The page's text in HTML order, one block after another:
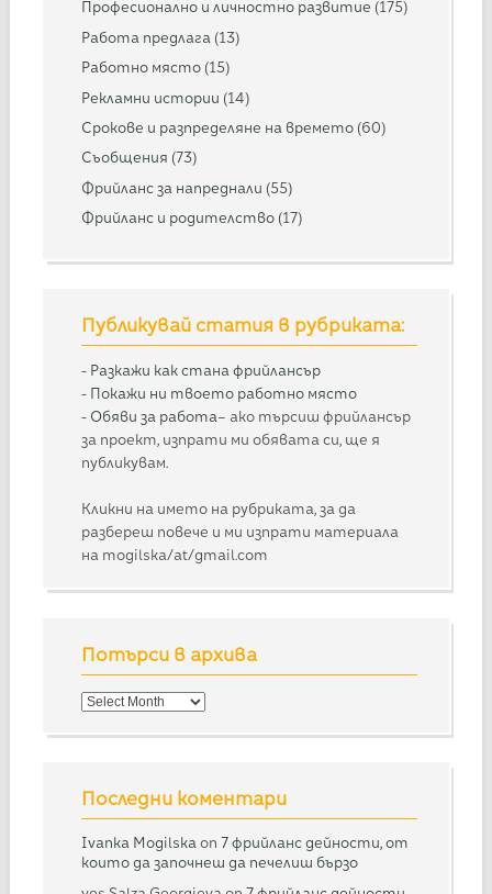
Професионално и личностно развитие (175)
Работа предлага (13)
Работно място (15)
Рекламни истории (14)
Срокове и разпределяне на времето (60)
Съобщения (73)
Фрийланс за напреднали (55)
Фрийланс и родителство (17)
Публикувай статия в рубриката:
- Разкажи как стана фрийлансър
- Покажи ни твоето работно място
- Обяви за работа– ако търсиш фрийлансър
за проект, изпрати ми обявата си, ще я
публикувам.
Кликни на името на рубриката, за да
разбереш повече и ми изпрати материала
на mogilska/at/gmail.com
Потърси в архива
Потърси
Последни коментари
Ivanka Mogilskaon7 фрийланс дейности, от
които да започнеш да печелиш бързо